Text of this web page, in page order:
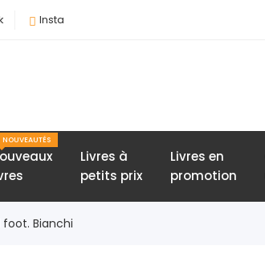
Insta
NOUVEAUTÉS
Livres à
petits prix
Livres en
promotion
Bianchi